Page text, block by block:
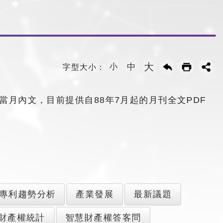
字型大小： 小 中 大
月內文，目前提供自88年7月起的月刊全文PDF
利趨勢分析 產業發展 最新議題
產權統計 智慧財產權答客問